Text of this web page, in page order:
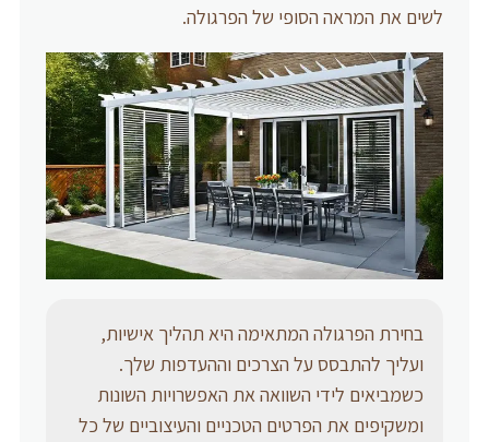
לשים את המראה הסופי של הפרגולה.
בחירת הפרגולה המתאימה היא תהליך אישיות,
ועליך להתבסס על הצרכים וההעדפות שלך.
כשמביאים לידי השוואה את האפשרויות השונות
ומשקיפים את הפרטים הטכניים והעיצוביים של כל